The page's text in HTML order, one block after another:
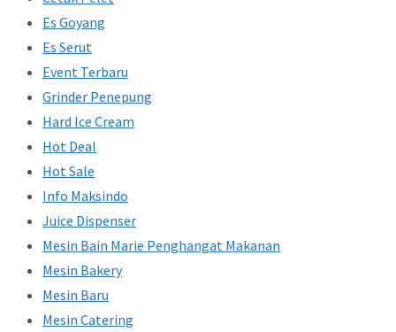
Es Goyang
Es Serut
Event Terbaru
Grinder Penepung
Hard Ice Cream
Hot Deal
Hot Sale
Info Maksindo
Juice Dispenser
Mesin Bain Marie Penghangat Makanan
Mesin Bakery
Mesin Baru
Mesin Catering